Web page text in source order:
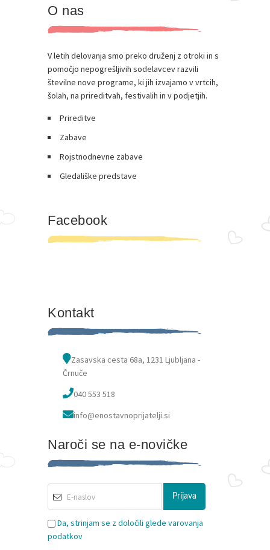
O nas
V letih delovanja smo preko druženj z otroki in s
pomočjo nepogrešljivih sodelavcev razvili
številne nove programe, ki jih izvajamo v vrtcih,
šolah, na prireditvah, festivalih in v podjetjih.
Prireditve
Zabave
Rojstnodnevne zabave
Gledališke predstave
Facebook
Kontakt
Zasavska cesta 68a, 1231 Ljubljana -
Črnuče
040 553 518
info@enostavnoprijatelji.si
Naroči se na e-novičke
Da, strinjam se z določili glede varovanja
podatkov